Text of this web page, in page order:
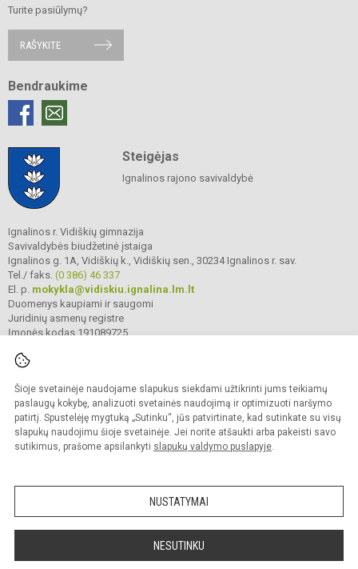
Šioje svetainėje naudojame slapukus siekdami užtikrinti jums teikiamų
paslaugų kokybę, analizuoti svetainės naudojimą ir optimizuoti naršymo
patirtį. Spustelėję mygtuką „Sutinku“, jūs patvirtinate, kad sutinkate su visų
slapukų naudojimu šioje svetainėje. Jei norite atšaukti arba pakeisti savo
sutikimus, prašome apsilankyti slapukų valdymo puslapyje.
NUSTATYMAI
NESUTINKU
Turite pasiūlymų?
RAŠYKITE
Bendraukime
Steigėjas
Ignalinos rajono savivaldybė
Ignalinos r. Vidiškių gimnazija
Savivaldybės biudžetinė įstaiga
Ignalinos g. 1A, Vidiškių k., Vidiškių sen., 30234 Ignalinos r. sav.
Tel./ faks. (0 386) 46 337
El. p. mokykla@vidiskiu.ignalina.lm.lt
Duomenys kaupiami ir saugomi
Juridinių asmenų registre
Įmonės kodas 191089725
© 2025. Ignalinos r. Vidiškių gimnazija. Visos teisės saugomos.
Kopijuoti turinį be raštiško gimnazijos sutikimo griežtai draudžiama.
Prieinamumo paraiška Slapukų valdymas
Sumanus būdas atnaujinti